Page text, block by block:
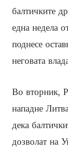
балтичките
една недела
поднесе
неговата
Во вторник,
нападне
дека
дозволат на